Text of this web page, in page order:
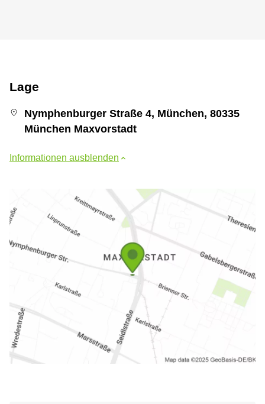
Lage
Nymphenburger Straße 4, München, 80335
München Maxvorstadt
Informationen ausblenden